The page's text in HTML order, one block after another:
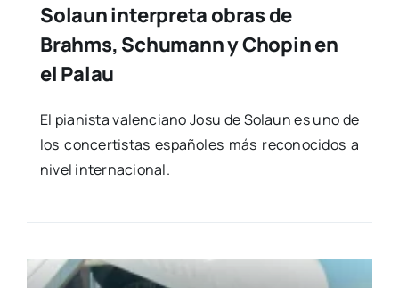
Solaun interpreta obras de
Brahms, Schumann y Chopin en
el Palau
El pia­nis­ta valen­ciano Josu de Solaun es uno de
los con­cer­tis­tas espa­ño­les más reco­no­ci­dos a
nivel inter­na­cio­nal.